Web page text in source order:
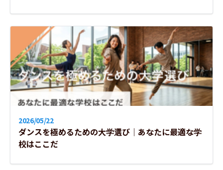
学生の３割以上が女性
カトリック推薦がある
帰国生入試がある
国際バカロレア（IB入試）がある
2026/05/22
ダンスを極めるための大学選び｜あなたに最適な学
校はここだ